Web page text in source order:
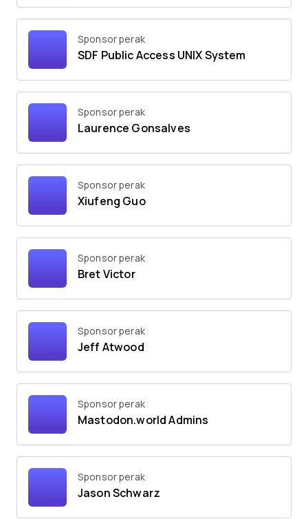
Sponsor perak
SDF Public Access UNIX System
Sponsor perak
Laurence Gonsalves
Sponsor perak
Xiufeng Guo
Sponsor perak
Bret Victor
Sponsor perak
Jeff Atwood
Sponsor perak
Mastodon.world Admins
Sponsor perak
Jason Schwarz